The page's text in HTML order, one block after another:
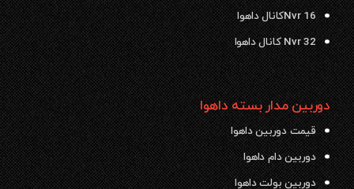
Nvr 16کانال داهوا
Nvr 32 کانال داهوا
دوربین مدار بسته داهوا
قیمت دوربین داهوا
دوربین دام داهوا
دوربین بولت داهوا